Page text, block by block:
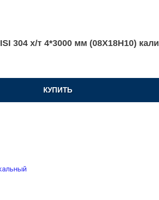
304 х/т 4*3000 мм (08Х18Н10)
КУПИТЬ